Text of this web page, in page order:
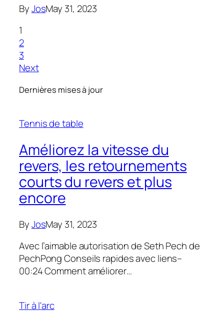
ByJosMay 31, 2023
1
2
3
Next
Dernières mises à jour
Tennis de table
Améliorez la vitesse du
revers, les retournements
courts du revers et plus
encore
ByJosMay 31, 2023
Avec l’aimable autorisation de Seth Pech de
PechPong Conseils rapides avec liens–
00:24 Comment améliorer…
Tir à l'arc